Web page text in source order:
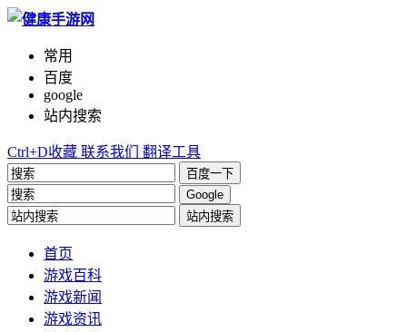
常用
百度
google
站内搜索
Ctrl+D收藏 联系我们 翻译工具
百度一下
Google
站内搜索
首页
游戏百科
游戏新闻
游戏资讯